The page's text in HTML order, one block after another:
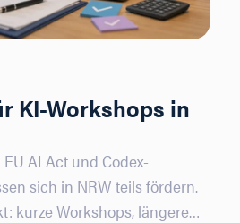
KI-Workshops in
AI Act und Codex-
sich in NRW teils fördern.
kurze Workshops, längere